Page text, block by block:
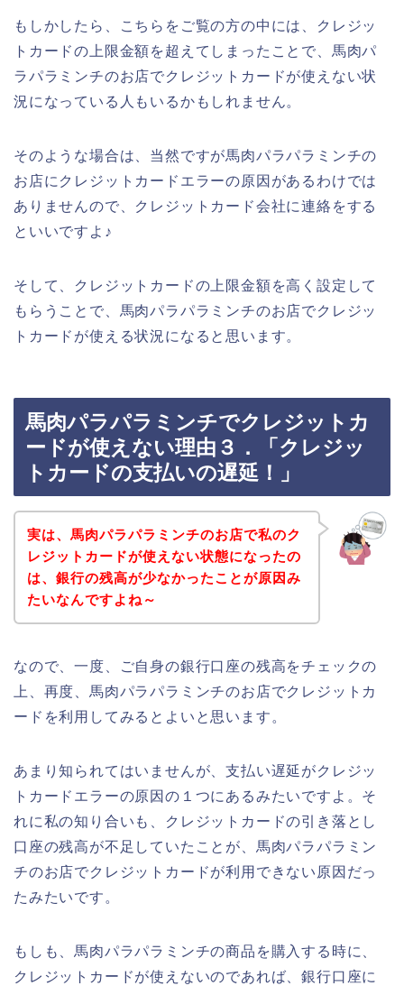
もしかしたら、こちらをご覧の方の中には、クレジッ
トカードの上限金額を超えてしまったことで、馬肉パ
ラパラミンチのお店でクレジットカードが使えない状
況になっている人もいるかもしれません。
そのような場合は、当然ですが馬肉パラパラミンチの
お店にクレジットカードエラーの原因があるわけでは
ありませんので、クレジットカード会社に連絡をする
といいですよ♪
そして、クレジットカードの上限金額を高く設定して
もらうことで、馬肉パラパラミンチのお店でクレジッ
トカードが使える状況になると思います。
馬肉パラパラミンチでクレジットカ
ードが使えない理由３．「クレジッ
トカードの支払いの遅延！」
実は、馬肉パラパラミンチのお店で私のク
レジットカードが使えない状態になったの
は、銀行の残高が少なかったことが原因み
たいなんですよね～
なので、一度、ご自身の銀行口座の残高をチェックの
上、再度、馬肉パラパラミンチのお店でクレジットカ
ードを利用してみるとよいと思います。
あまり知られてはいませんが、支払い遅延がクレジッ
トカードエラーの原因の１つにあるみたいですよ。そ
れに私の知り合いも、クレジットカードの引き落とし
口座の残高が不足していたことが、馬肉パラパラミン
チのお店でクレジットカードが利用できない原因だっ
たみたいです。
もしも、馬肉パラパラミンチの商品を購入する時に、
クレジットカードが使えないのであれば、銀行口座に